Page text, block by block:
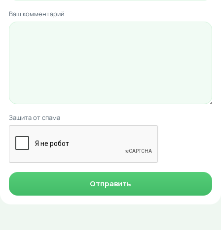
Ваш комментарий
Защита от спама
Отправить